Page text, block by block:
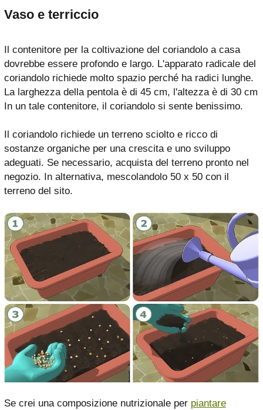
Vaso e terriccio
Il contenitore per la coltivazione del coriandolo a casa
dovrebbe essere profondo e largo. L'apparato radicale del
coriandolo richiede molto spazio perché ha radici lunghe.
La larghezza della pentola è di 45 cm, l'altezza è di 30 cm
In un tale contenitore, il coriandolo si sente benissimo.
Il coriandolo richiede un terreno sciolto e ricco di
sostanze organiche per una crescita e uno sviluppo
adeguati. Se necessario, acquista del terreno pronto nel
negozio. In alternativa, mescolandolo 50 x 50 con il
terreno del sito.
Se crei una composizione nutrizionale per piantare